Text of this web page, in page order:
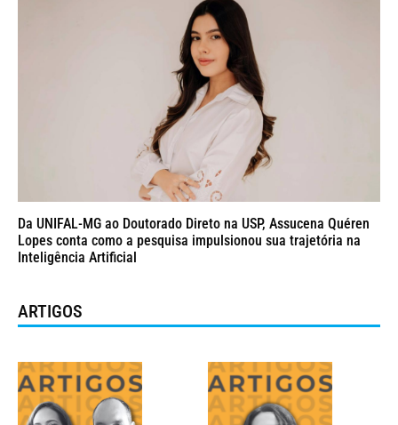
Da UNIFAL-MG ao Doutorado Direto na USP, Assucena Quéren
Lopes conta como a pesquisa impulsionou sua trajetória na
Inteligência Artificial
ARTIGOS